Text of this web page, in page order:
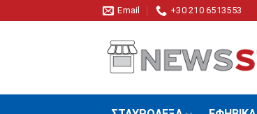
to
Email +30 210 6513553